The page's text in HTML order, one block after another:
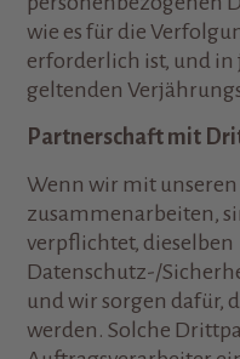
wie es für die
erforderlich ist, und in
geltenden
Partnerschaft mit
Wenn wir mit
zusammenarbeiten,
verpflichtet, dieselben
Datenschutz-/
und wir sorgen dafür,
werden. Solche